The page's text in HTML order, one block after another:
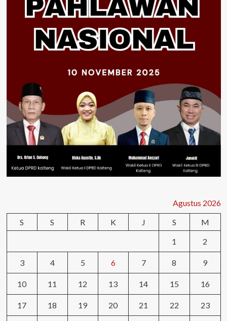
Agustus 2026
S
S R K J S
M
1
2
3 4 5 6 7 8 9
10 11 12 13 14 15 16
17 18 19 20 21 22 23